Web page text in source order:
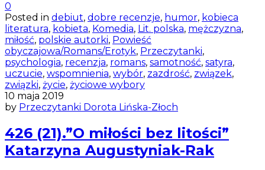
0
Posted in debiut, dobre recenzje, humor, kobieca
literatura, kobieta, Komedia, Lit. polska, mężczyzna,
miłość, polskie autorki, Powieść
obyczajowa/Romans/Erotyk, Przeczytanki,
psychologia, recenzja, romans, samotność, satyra,
uczucie, wspomnienia, wybór, zazdrość, związek,
związki, życie, życiowe wybory
10 maja 2019
by Przeczytanki Dorota Lińska-Złoch
426 (21).”O miłości bez litości”
Katarzyna Augustyniak-Rak